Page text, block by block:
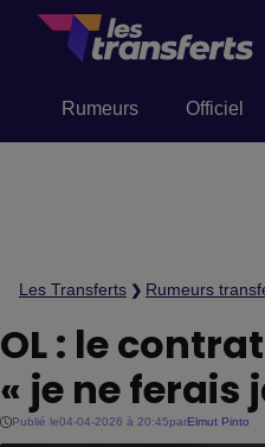
Rumeurs Officiel
Les Transferts ❯ Rumeurs
OL : le
« je ne ferais
Publié le04-04-2026 à 20:45parElmut Pinto